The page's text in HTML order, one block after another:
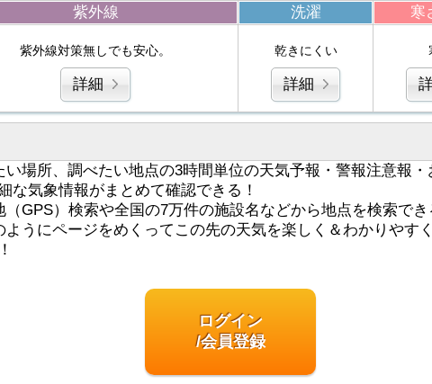
紫外線 洗濯 寒
紫外線対策無しでも安心。
詳細
乾きにくい
詳細
い場所、調べたい地点の3時間単位の天気予報・警報注意報・
な気象情報がまとめて確認できる！
（GPS）検索や全国の7万件の施設名などから地点を検索でき
ようにページをめくってこの先の天気を楽しく＆わかりやす
ログイン
/会員登録